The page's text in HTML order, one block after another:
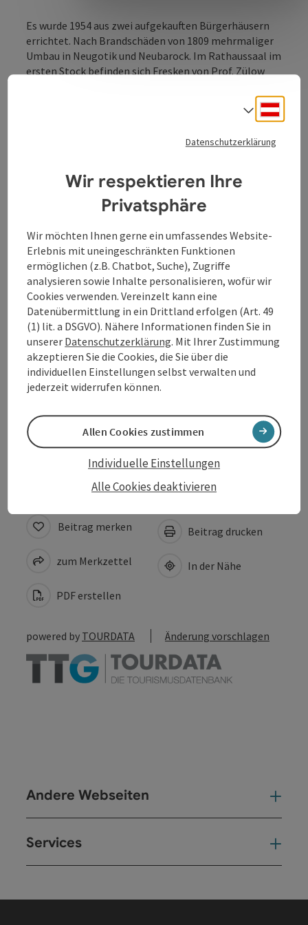
Es wurde 1954 aus zwei aufgekauften Bürgerhäusern
errichtet. Nach Brandschäden von 1809 mehrmaliger
Umbau in Neugotik und Neubarock. Im Rathaussaal im
ersten Stock befinden sich Fresken von Prof. Zülow
Kontakt
Öffnungszeiten
Anreise/Lage
Ausstattung
Preise
Barrierefreiheit
Beitrag merken
zum Merkzettel
PDF erstellen
Beitrag drucken
In der Nähe
powered by TOURDATA Änderung vorschlagen
Andere Webseiten
Services
Datenschutzerklärung
Wir respektieren Ihre
Privatsphäre
Wir möchten Ihnen gerne ein umfassendes Website-
Erlebnis mit uneingeschränkten Funktionen
ermöglichen (z.B. Chatbot, Suche), Zugriffe
analysieren sowie Inhalte personalisieren, wofür wir
Cookies verwenden. Vereinzelt kann eine
Datenübermittlung in ein Drittland erfolgen (Art. 49
(1) lit. a DSGVO). Nähere Informationen finden Sie in
unserer Datenschutzerklärung. Mit Ihrer Zustimmung
akzeptieren Sie die Cookies, die Sie über die
individuellen Einstellungen selbst verwalten und
jederzeit widerrufen können.
Alle Cookies deaktivieren
Individuelle Einstellungen
Allen Cookies zustimmen